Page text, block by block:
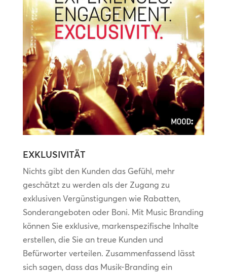
EXKLUSIVITÄT
Nichts gibt den Kunden das Gefühl, mehr
geschätzt zu werden als der Zugang zu
exklusiven Vergünstigungen wie Rabatten,
Sonderangeboten oder Boni. Mit Music Branding
können Sie exklusive, markenspezifische Inhalte
erstellen, die Sie an treue Kunden und
Befürworter verteilen. Zusammenfassend lässt
sich sagen, dass das Musik-Branding ein